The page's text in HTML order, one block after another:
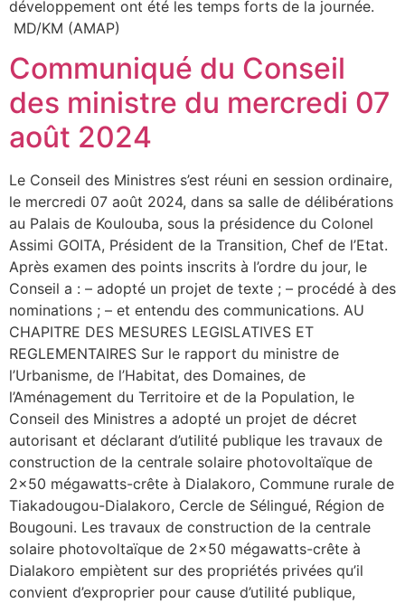
développement ont été les temps forts de la journée.
MD/KM (AMAP)
Communiqué du Conseil
des ministre du mercredi 07
août 2024
Le Conseil des Ministres s’est réuni en session ordinaire,
le mercredi 07 août 2024, dans sa salle de délibérations
au Palais de Koulouba, sous la présidence du Colonel
Assimi GOITA, Président de la Transition, Chef de l’Etat.
Après examen des points inscrits à l’ordre du jour, le
Conseil a : – adopté un projet de texte ; – procédé à des
nominations ; – et entendu des communications. AU
CHAPITRE DES MESURES LEGISLATIVES ET
REGLEMENTAIRES Sur le rapport du ministre de
l’Urbanisme, de l’Habitat, des Domaines, de
l’Aménagement du Territoire et de la Population, le
Conseil des Ministres a adopté un projet de décret
autorisant et déclarant d’utilité publique les travaux de
construction de la centrale solaire photovoltaïque de
2×50 mégawatts-crête à Dialakoro, Commune rurale de
Tiakadougou-Dialakoro, Cercle de Sélingué, Région de
Bougouni. Les travaux de construction de la centrale
solaire photovoltaïque de 2×50 mégawatts-crête à
Dialakoro empiètent sur des propriétés privées qu’il
convient d’exproprier pour cause d’utilité publique,